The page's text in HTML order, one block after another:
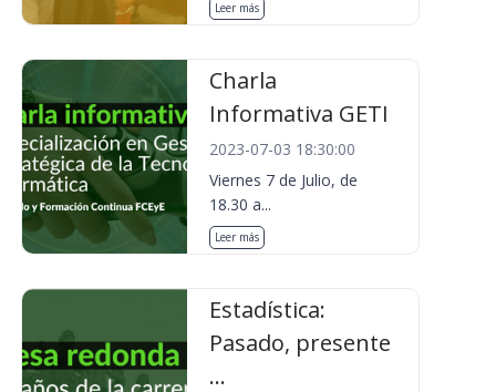
Leer más
Charla
Informativa GETI
2023-07-03 18:30:00
Viernes 7 de Julio, de
18.30 a...
Leer más
Estadística:
Pasado, presente
...